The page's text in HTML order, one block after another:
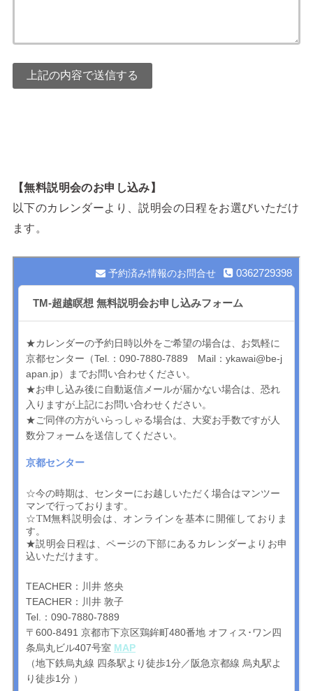
【無料説明会のお申し込み】
以下のカレンダーより、説明会の日程をお選びいただけ
ます。